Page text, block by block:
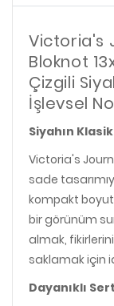
Victoria's
Bloknot
Çizgili
İşlevsel
Siyahın
Victoria's
sade
kompakt
bir görünüm
almak,
saklamak için
Dayanıklı